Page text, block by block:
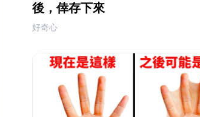
後，倖存下來
好奇心